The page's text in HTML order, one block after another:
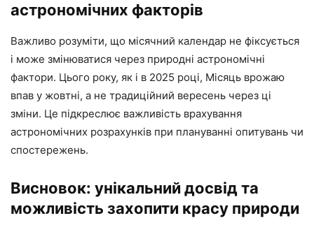
астрономічних факторів
Важливо розуміти, що місячний календар не фіксується
і може змінюватися через природні астрономічні
фактори. Цього року, як і в 2025 році, Місяць врожаю
впав у жовтні, а не традиційний вересень через ці
зміни. Це підкреслює важливість врахування
астрономічних розрахунків при плануванні опитувань чи
спостережень.
Висновок: унікальний досвід та
можливість захопити красу природи